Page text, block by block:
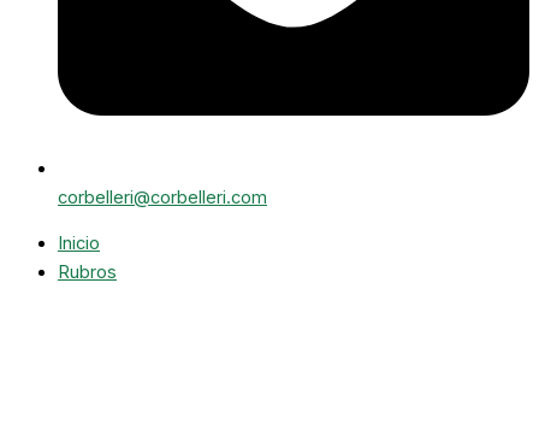
corbelleri@corbelleri.com
Inicio
Rubros